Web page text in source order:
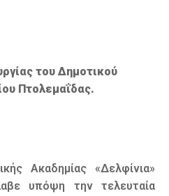
του Δημοτικού
Πτολεμαΐδας.
Ακαδημίας «Δελφίνια»
υπόψη την τελευταία